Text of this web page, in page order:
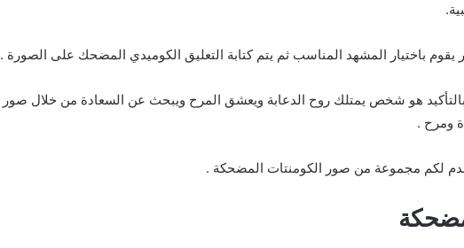
يقوم باختيار المشهد المناسب ثم يتم كتابة التعليق الكوميدي المضحك على الصورة .
هو شخص يمتلك روح الدعابة ويعشق المرح ويبحث عن السعادة من خلال صور
ومرح .
لكم مجموعة من صور الكومنتات المضحكة .